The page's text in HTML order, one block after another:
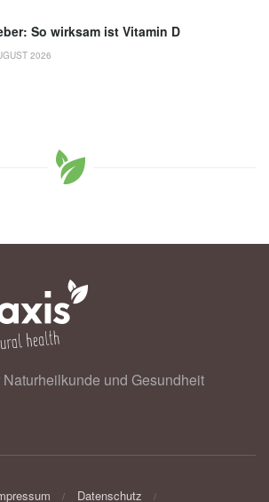
So wirksam ist Vitamin D
2026
und Gesundheit
Datenschutz